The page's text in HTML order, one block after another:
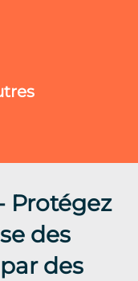
Protégez
des
des